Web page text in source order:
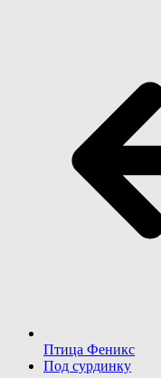
Птица Феникс
Под сурдинку